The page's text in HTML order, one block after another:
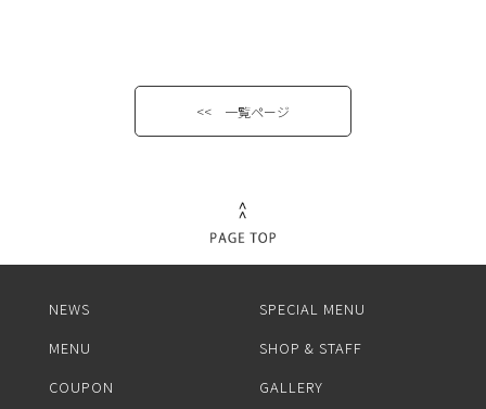
<< 一覧ページ
NEWS
SPECIAL MENU
MENU
SHOP & STAFF
COUPON
GALLERY